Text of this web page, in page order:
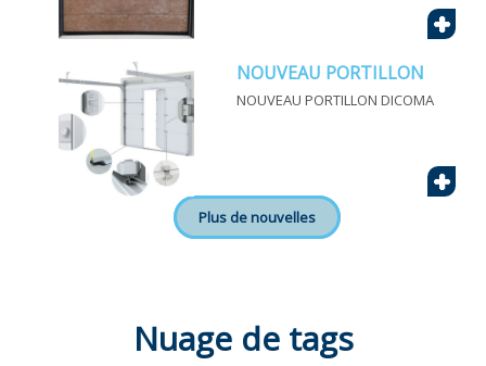
+
NOUVEAU PORTILLON
NOUVEAU PORTILLON DICOMA
+
Plus de nouvelles
Nuage de tags